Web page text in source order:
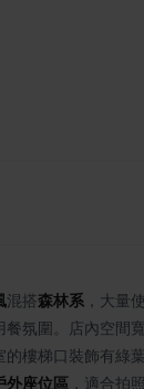
混搭森林系 ，大量
氛圍。店內空間
樓梯口裝飾有綠
外座位區 ，適合拍